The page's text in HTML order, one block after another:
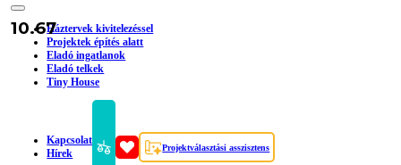
Háztervek kivitelezéssel
Projektek építés alatt
Eladó ingatlanok
Eladó telkek
Tiny House
Kapcsolat
Hírek
Projektválasztási asszisztens
10.67